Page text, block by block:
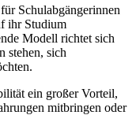
Schulabgängerinnen
ihr Studium
Modell richtet sich
stehen, sich
ein großer Vorteil,
mitbringen oder